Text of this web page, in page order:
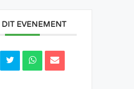
DIT EVENEMENT